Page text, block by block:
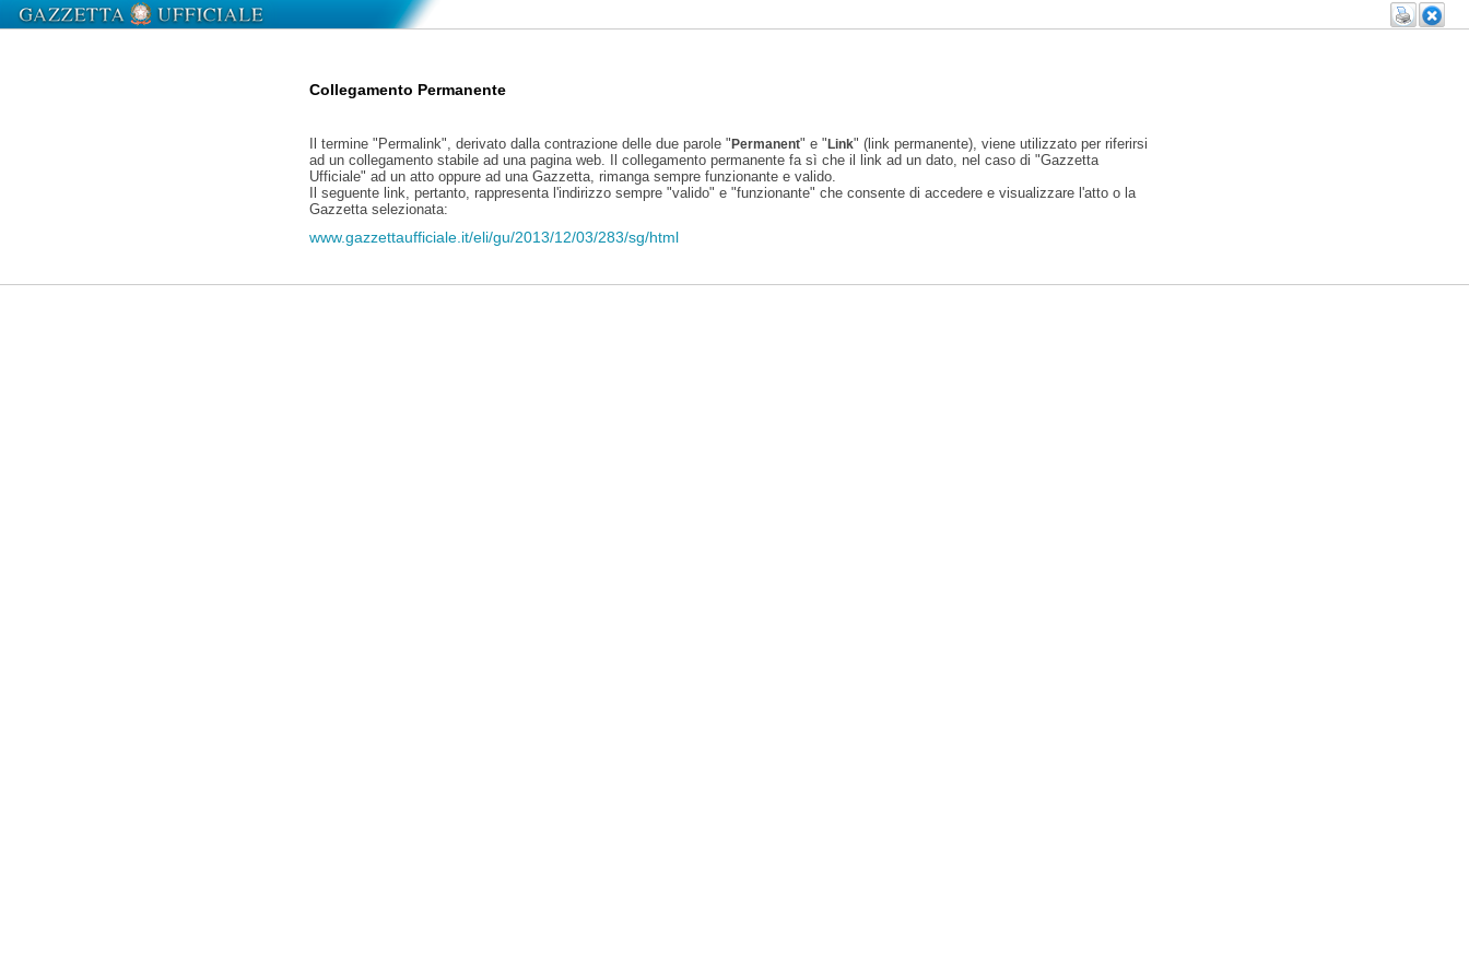
Collegamento Permanente
Il termine "Permalink", derivato dalla contrazione delle due parole "Permanent" e "Link" (link permanente), viene utilizzato per riferirsi
ad un collegamento stabile ad una pagina web. Il collegamento permanente fa sì che il link ad un dato, nel caso di "Gazzetta
Ufficiale" ad un atto oppure ad una Gazzetta, rimanga sempre funzionante e valido.
Il seguente link, pertanto, rappresenta l'indirizzo sempre "valido" e "funzionante" che consente di accedere e visualizzare l'atto o la
Gazzetta selezionata:
www.gazzettaufficiale.it/eli/gu/2013/12/03/283/sg/html